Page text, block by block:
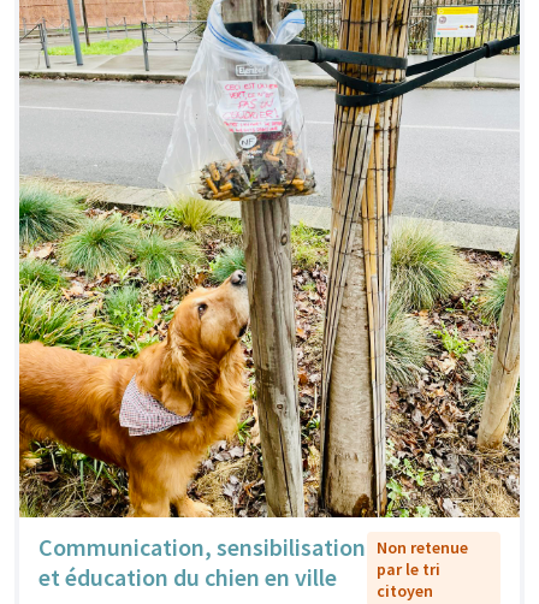
Communication, sensibilisation
et éducation du chien en ville
Non retenue
par le tri
citoyen